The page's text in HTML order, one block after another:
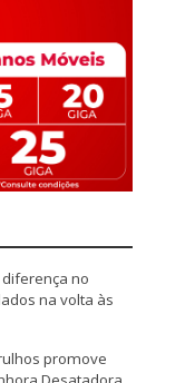
no
na volta às
promove